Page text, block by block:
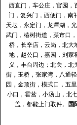
西直门，车公庄，官园，
门，复兴门，西便门，南
天坛，永定门，龙潭湖，
武门，椿树街道，菜市口
桥，长辛店，云岗，北大
地，赵公口，嘉园，刘家
义，丰台周边；北关，
街，玉桥，张家湾，八通
园，金顶街，模式口，五
小口，霍营，小汤山，北
盖，都能上门取件。
国